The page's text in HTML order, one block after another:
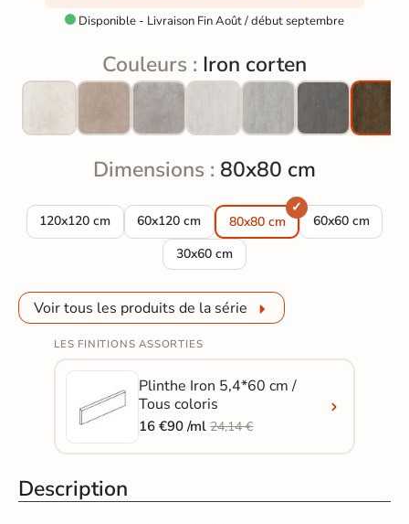
 Disponible - Livraison Fin Août / début septembre
Couleurs : Iron corten
Dimensions : 80x80 cm
120x120 cm
Carrelage sol effet métal Iron corten 120*120 cm
60x120 cm
Carrelage sol effet métal Iron corten 60*120
80x80 cm 60x60 cm
Carrelage sol
30x60 cm
Carrelage sol effet métal Iron corten
Voir tous les produits de la série
LES FINITIONS ASSORTIES
Plinthe Iron 5,4*60 cm /
Tous coloris
16 €90 /ml24,14 €
Description